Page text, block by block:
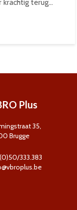
terug...
Plus
35,
Brugge
333.383